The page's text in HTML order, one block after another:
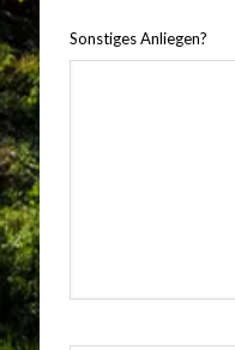
Sonstiges Anliegen?